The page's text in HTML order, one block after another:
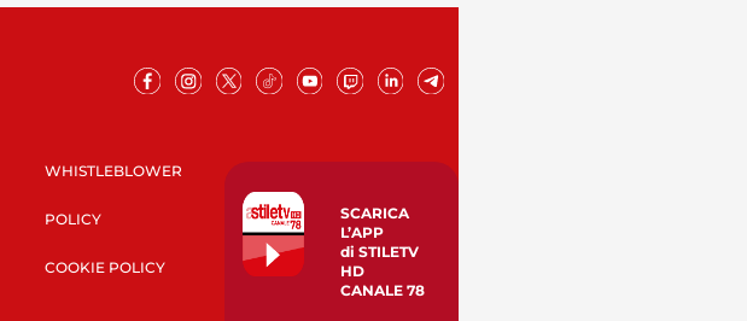
WHISTLEBLOWER
POLICY
COOKIE POLICY
SCARICA
L’APP
di STILETV
HD
CANALE 78